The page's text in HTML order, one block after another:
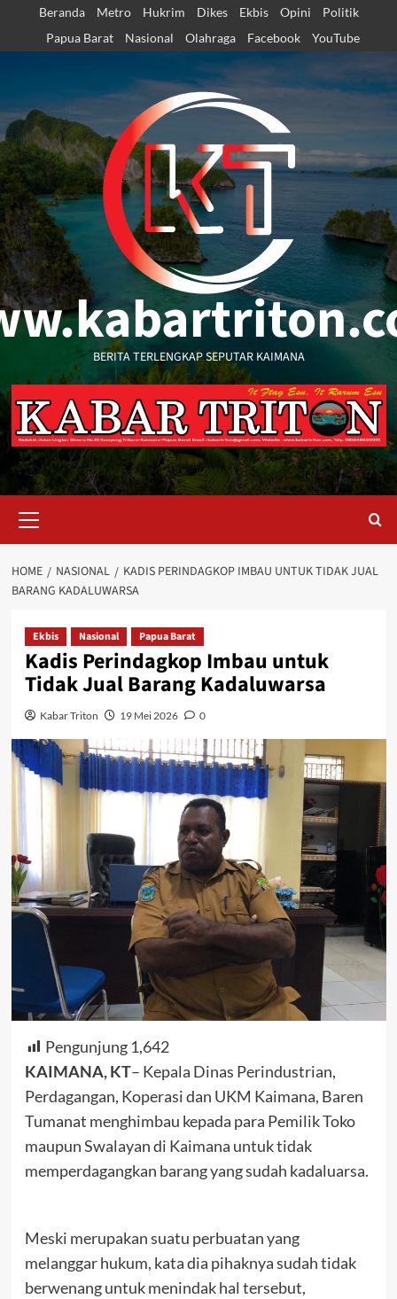
content
Beranda Metro Hukrim Dikes Ekbis Opini
Politik
Papua Barat
Nasional Olahraga Facebook YouTube
BERITA TERLENGKAP SEPUTAR KAIMANA
Menu
HOME NASIONAL
KADIS PERINDAGKOP IMBAU UNTUK TIDAK JUAL
BARANG KADALUWARSA
Ekbis Nasional Papua Barat
Kadis Perindagkop Imbau untuk
Tidak Jual Barang Kadaluwarsa
Kabar Triton 19 Mei 2026 0
Pengunjung 1,642
KAIMANA, KT– Kepala Dinas Perindustrian,
Perdagangan, Koperasi dan UKM Kaimana, Baren
Tumanat menghimbau kepada para Pemilik Toko
maupun Swalayan di Kaimana untuk tidak
memperdagangkan barang yang sudah kadaluarsa.
Meski merupakan suatu perbuatan yang
melanggar hukum, kata dia pihaknya sudah tidak
berwenang untuk menindak hal tersebut,